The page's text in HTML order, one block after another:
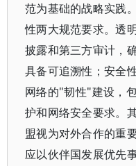
范为基础的战略实践
性两大规范要求。透
披露和第三方审计，
具备可追溯性；安全
网络的"韧性"建设，
护和网络安全要求。
盟视为对外合作的重
应以伙伴国发展优先